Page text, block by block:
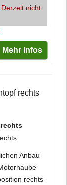
nicht
Mehr Infos
Anbau
rechts